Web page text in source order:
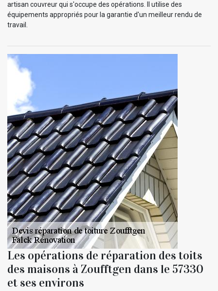
artisan couvreur qui s'occupe des opérations. Il utilise des
équipements appropriés pour la garantie d'un meilleur rendu de
travail.
Les opérations de réparation des toits
des maisons à Zoufftgen dans le 57330
et ses environs